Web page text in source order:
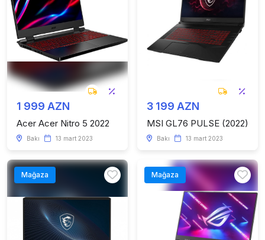
1 999 AZN
Acer Acer Nitro 5 2022
Bakı 13 mart 2023
3 199 AZN
MSI GL76 PULSE (2022)
Bakı 13 mart 2023
Mağaza Mağaza